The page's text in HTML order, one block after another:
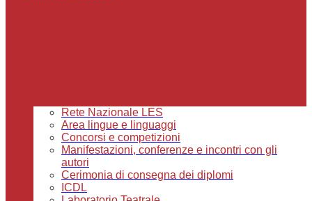
Rete Nazionale LES
Area lingue e linguaggi
Concorsi e competizioni
Manifestazioni, conferenze e incontri con gli
autori
Cerimonia di consegna dei diplomi
ICDL